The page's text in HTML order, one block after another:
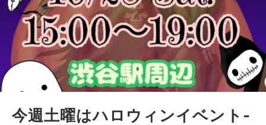
今週土曜はハロウィンイベント-